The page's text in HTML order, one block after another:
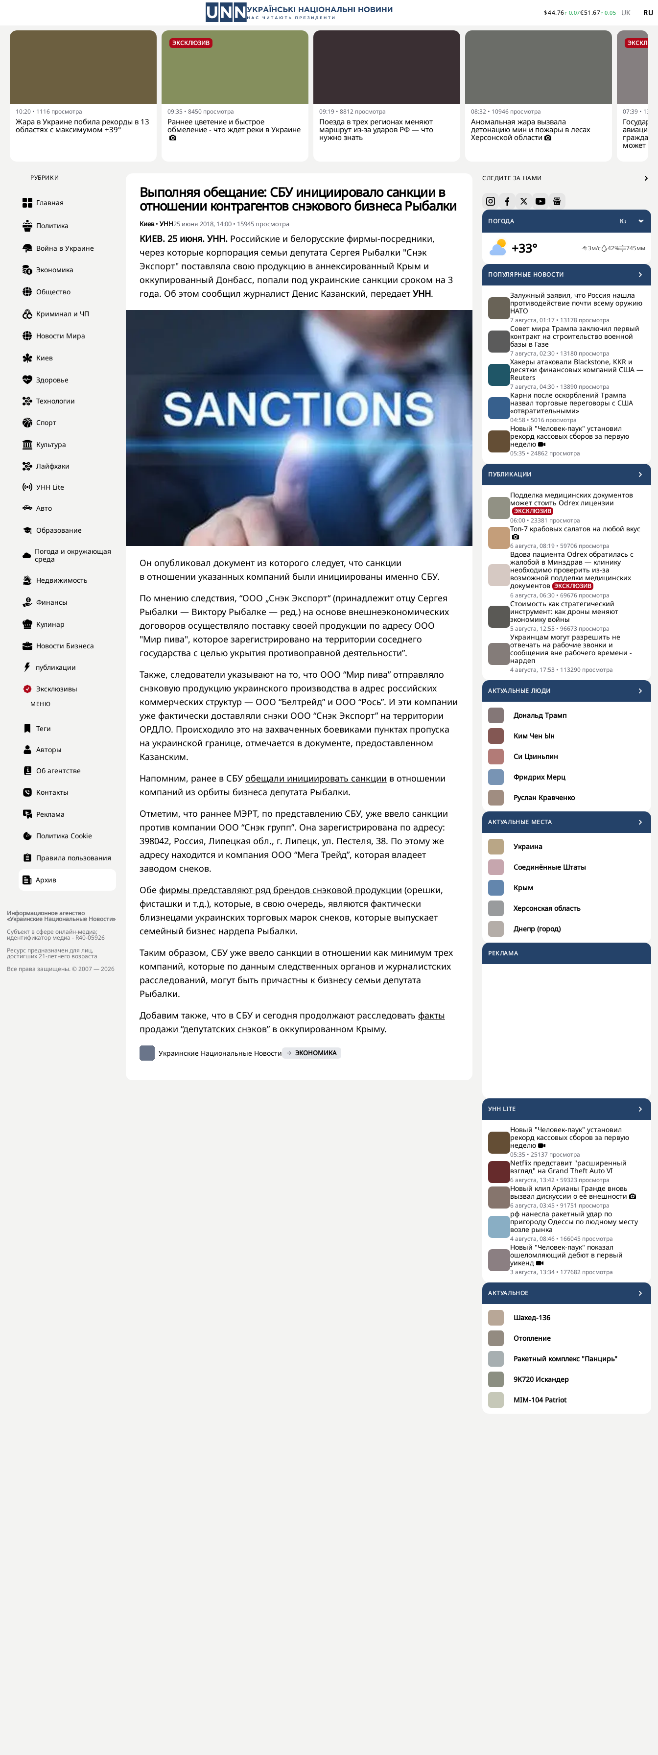
$44.76↑ 0.07€51.67↑ 0.05 UK RU
10:20 • 1116 просмотра
Жара в Украине побила рекорды в 13
областях с максимумом +39°
ЭКСКЛЮЗИВ
09:35 • 8450 просмотра
Раннее цветение и быстрое
обмеление - что ждет реки в Украине
09:19 • 8812 просмотра
Поезда в трех регионах меняют
маршрут из-за ударов РФ — что
нужно знать
08:32 • 10946 просмотра
Аномальная жара вызвала
детонацию мин и пожары в лесах
Херсонской области
07:39 •
может
РУБРИКИ
Главная
Политика
Война в Украине
Экономика
Общество
Криминал и ЧП
Новости Мира
Киев
Здоровье
Технологии
Спорт
Культура
Лайфхаки
УНН Lite
Авто
Образование
Погода и окружающая
среда
Недвижимость
Финансы
Кулинар
Новости Бизнеса
публикации
Эксклюзивы
МЕНЮ
Теги
Авторы
Об агентстве
Контакты
Реклама
Политика Cookie
Правила пользования
Архив
Информационное агенство
«Украинские Национальные Новости»
Субъект в сфере онлайн-медиа;
идентификатор медиа - R40-05926
Ресурс предназначен для лиц,
достигших 21-летнего возраста
Все права защищены. © 2007 — 2026
СЛЕДИТЕ ЗА НАМИ
ПОГОДА
+33° 3м/с 42% 745мм
ПОПУЛЯРНЫЕ НОВОСТИ
Залужный заявил, что Россия нашла
противодействие почти всему оружию
НАТО
7 августа, 01:17 • 13178 просмотра
Совет мира Трампа заключил первый
контракт на строительство военной
базы в Газе
7 августа, 02:30 • 13180 просмотра
Хакеры атаковали Blackstone, KKR и
десятки финансовых компаний США —
Reuters
7 августа, 04:30 • 13890 просмотра
Карни после оскорблений Трампа
назвал торговые переговоры с США
«отвратительными»
04:58 • 5016 просмотра
Новый "Человек-паук" установил
рекорд кассовых сборов за первую
неделю
05:35 • 24862 просмотра
ПУБЛИКАЦИИ
Подделка медицинских документов
может стоить Odrex лицензии
ЭКСКЛЮЗИВ
06:00 • 23381 просмотра
Топ-7 крабовых салатов на любой вкус
6 августа, 08:19 • 59706 просмотра
Вдова пациента Odrex обратилась с
жалобой в Минздрав — клинику
необходимо проверить из-за
возможной подделки медицинских
документов ЭКСКЛЮЗИВ
6 августа, 06:30 • 69676 просмотра
Стоимость как стратегический
инструмент: как дроны меняют
экономику войны
5 августа, 12:55 • 96673 просмотра
Украинцам могут разрешить не
отвечать на рабочие звонки и
сообщения вне рабочего времени -
нардеп
4 августа, 17:53 • 113290 просмотра
АКТУАЛЬНЫЕ ЛЮДИ
Дональд Трамп
Ким Чен Ын
Си Цзиньпин
Фридрих Мерц
Руслан Кравченко
АКТУАЛЬНЫЕ МЕСТА
Украина
Соединённые Штаты
Крым
Херсонская область
Днепр (город)
РЕКЛАМА
УНН LITE
Новый "Человек-паук" установил
рекорд кассовых сборов за первую
неделю
05:35 • 25137 просмотра
Netflix представит "расширенный
взгляд" на Grand Theft Auto VI
6 августа, 13:42 • 59323 просмотра
Новый клип Арианы Гранде вновь
вызвал дискуссии о её внешности
6 августа, 03:45 • 91751 просмотра
рф нанесла ракетный удар по
пригороду Одессы по людному месту
возле рынка
4 августа, 08:46 • 166045 просмотра
Новый "Человек-паук" показал
ошеломляющий дебют в первый
уикенд
3 августа, 13:34 • 177682 просмотра
АКТУАЛЬНОЕ
Шахед-136
Отопление
Ракетный комплекс "Панцирь"
9К720 Искандер
MIM-104 Patriot
Выполняя обещание: СБУ инициировало санкции в
отношении контрагентов снэкового бизнеса Рыбалки
Киев• УНН25 июня 2018, 14:00 • 15945 просмотра
КИЕВ. 25 июня. УНН. Российские и белорусские фирмы-посредники,
через которые корпорация семьи депутата Сергея Рыбалки "Снэк
Экспорт" поставляла свою продукцию в аннексированный Крым и
оккупированный Донбасс, попали под украинские санкции сроком на 3
года. Об этом сообщил журналист Денис Казанский, передает УНН.
Он опубликовал документ из которого следует, что санкции
в отношении указанных компаний были инициированы именно СБУ.
По мнению следствия, “ООО „Снэк Экспорт“ (принадлежит отцу Сергея
Рыбалки — Виктору Рыбалке — ред.) на основе внешнеэкономических
договоров осуществляло поставку своей продукции по адресу ООО
"Мир пива", которое зарегистрировано на территории соседнего
государства с целью укрытия противоправной деятельности”.
Также, следователи указывают на то, что ООО “Мир пива” отправляло
снэковую продукцию украинского производства в адрес российских
коммерческих структур — ООО “Белтрейд” и ООО “Рось”. И эти компании
уже фактически доставляли снэки ООО “Снэк Экспорт” на территории
ОРДЛО. Происходило это на захваченных боевиками пунктах пропуска
на украинской границе, отмечается в документе, предоставленном
Казанским.
Напомним, ранее в СБУ обещали инициировать санкции в отношении
компаний из орбиты бизнеса депутата Рыбалки.
Отметим, что раннее МЭРТ, по представлению СБУ, уже ввело санкции
против компании ООО “Снэк групп”. Она зарегистрирована по адресу:
398042, Россия, Липецкая обл., г. Липецк, ул. Пестеля, 38. По этому же
адресу находится и компания ООО “Мега Трейд”, которая владеет
заводом снеков.
Обе фирмы представляют ряд брендов снэковой продукции (орешки,
фисташки и т.д.), которые, в свою очередь, являются фактически
близнецами украинских торговых марок снеков, которые выпускает
семейный бизнес нардепа Рыбалки.
Таким образом, СБУ уже ввело санкции в отношении как минимум трех
компаний, которые по данным следственных органов и журналистских
расследований, могут быть причастны к бизнесу семьи депутата
Рыбалки.
Добавим также, что в СБУ и сегодня продолжают расследовать факты
продажи “депутатских снэков”в оккупированном Крыму.
Украинские Национальные Новости ЭКОНОМИКА